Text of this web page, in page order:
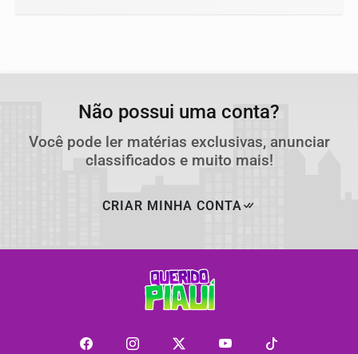
Não possui uma conta?
Você pode ler matérias exclusivas, anunciar
classificados e muito mais!
CRIAR MINHA CONTA